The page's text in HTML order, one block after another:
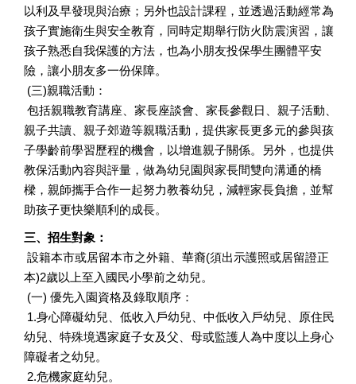
以利及早發現與治療；另外也設計課程，並透過活動經常為
孩子實施衛生與安全教育，同時定期舉行防火防震演習，讓
孩子熟悉自我保護的方法，也為小朋友投保學生團體平安
險，讓小朋友多一份保障。
(三)親職活動：
包括親職教育講座、家長座談會、家長參觀日、親子活動、
親子共讀、親子郊遊等親職活動，提供家長更多元的參與孩
子學齡前學習歷程的機會，以增進親子關係。另外，也提供
教保活動內容與評量，做為幼兒園與家長間雙向溝通的橋
樑，親師攜手合作一起努力教養幼兒，減輕家長負擔，並幫
助孩子更快樂順利的成長。
三、招生對象：
設籍本市或居留本市之外籍、華裔(須出示護照或居留證正
本)2歲以上至入國民小學前之幼兒。
(一) 優先入園資格及錄取順序：
1.身心障礙幼兒、低收入戶幼兒、中低收入戶幼兒、原住民
幼兒、特殊境遇家庭子女及父、母或監護人為中度以上身心
障礙者之幼兒。
2.危機家庭幼兒。